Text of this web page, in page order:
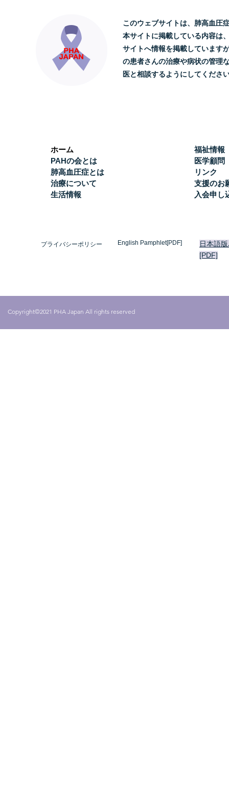
このウェブサイトは、肺高血圧
本サイトに掲載している内容は
サイトへ情報を掲載しています
の患者さんの治療や病状の管理
医と相談するようにしてくださ
ホーム
PAHの会とは
肺高血圧症とは
治療について
生活情報
福祉情報
医学顧問
リンク
支援のお
入会申し
プライバシーポリシー English Pamphlet[PDF]
日本語
[PDF]
Copyright©2021 PHA Japan All rights reserved